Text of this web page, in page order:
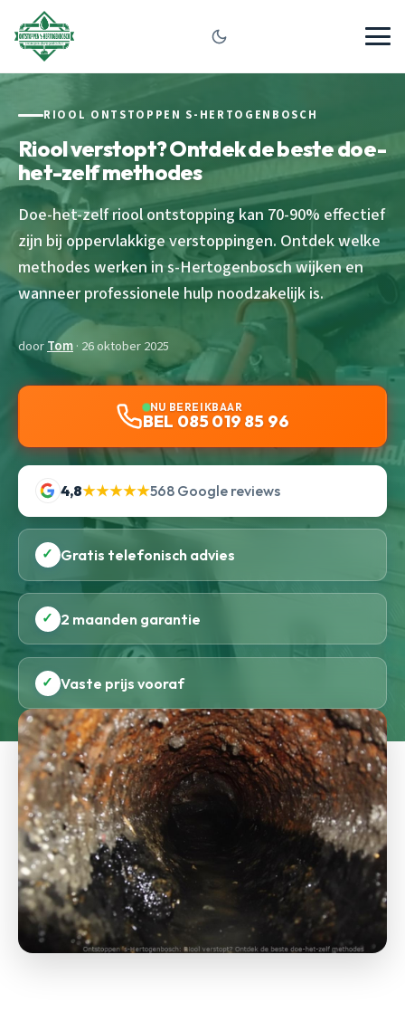
RIOOL ONTSTOPPEN S-HERTOGENBOSCH
Riool verstopt? Ontdek de beste doe-
het-zelf methodes
Doe-het-zelf riool ontstopping kan 70-90% effectief
zijn bij oppervlakkige verstoppingen. Ontdek welke
methodes werken in s-Hertogenbosch wijken en
wanneer professionele hulp noodzakelijk is.
doorTom· 26 oktober 2025
NU BEREIKBAAR
BEL 085 019 85 96
4,8★★★★★568 Google reviews
✓ Gratis telefonisch advies
✓ 2 maanden garantie
✓ Vaste prijs vooraf